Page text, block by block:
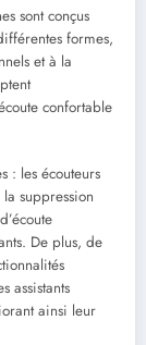
sont conçus
formes,
et à la
confortable
: les écouteurs
suppression
De plus, de
assistants
ainsi leur